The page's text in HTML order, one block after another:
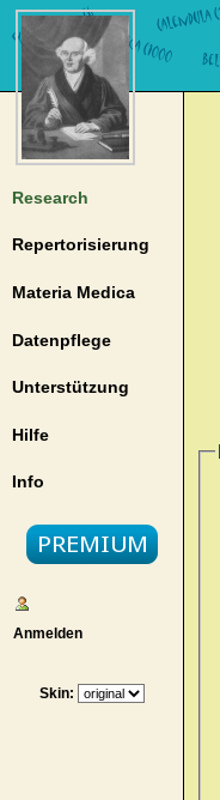
Research
Repertorisierung
Materia Medica
Datenpflege
Unterstützung
Hilfe
Info
Anmelden
Skin: